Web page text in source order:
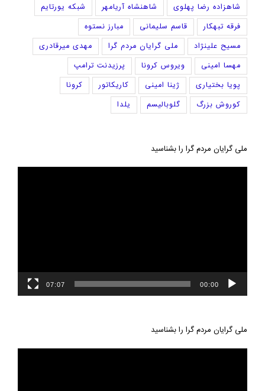
شاهزاده رضا پهلوی
شاهنشاه آریامهر
شبکه یورتایم
فرقه تبهکار
قاسم سلیمانی
مبارز نستوه
مسیح علینژاد
ملی گرایان مردم گرا
مهدی میرقادری
مهسا امینی
ویروس کرونا
پرزیدنت ترامپ
پویا بختیاری
ژینا امینی کاریکاتور
کرونا
کوروش بزرگ
گلوبالیسم یلدا
ملی گرایان مردم گرا را بشناسید
00:00
07:07
ملی گرایان مردم گرا را بشناسید